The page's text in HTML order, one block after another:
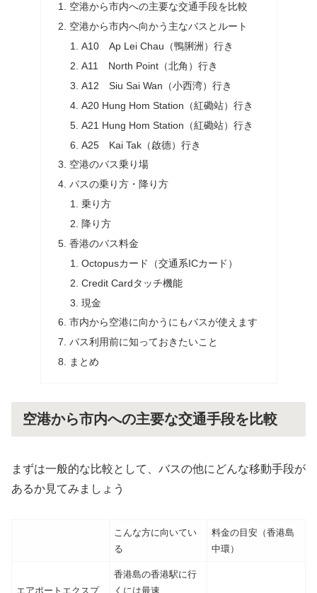
空港から市内への主要な交通手段を比較
空港から市内へ向かう主なバスとルート
A10 Ap Lei Chau（鴨脷洲）行き
A11 North Point（北角）行き
A12 Siu Sai Wan（小西湾）行き
A20 Hung Hom Station（紅磡站）行き
A21 Hung Hom Station（紅磡站）行き
A25 Kai Tak（啟德）行き
空港のバス乗り場
バスの乗り方・降り方
乗り方
降り方
香港のバス料金
Octopusカード（交通系ICカード）
Credit Cardタッチ機能
現金
市内から空港に向かうにもバスが使えます
バス利用前に知っておきたいこと
まとめ
空港から市内への主要な交通手段を比較
まずは一般的な比較として、バスの他にどんな移動手段が
あるか見てみましょう
こんな方に向いてい
る
料金の目安（香港島
中環）
エアポートエクスプ
香港島の香港駅に行
くには最速